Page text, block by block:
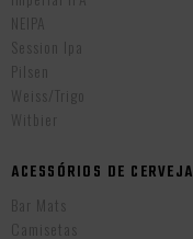
NEIPA
Session Ipa
Pilsen
Weiss/Trigo
Witbier
ACESSÓRIOS DE CERVEJA
Bar Mats
Camisetas